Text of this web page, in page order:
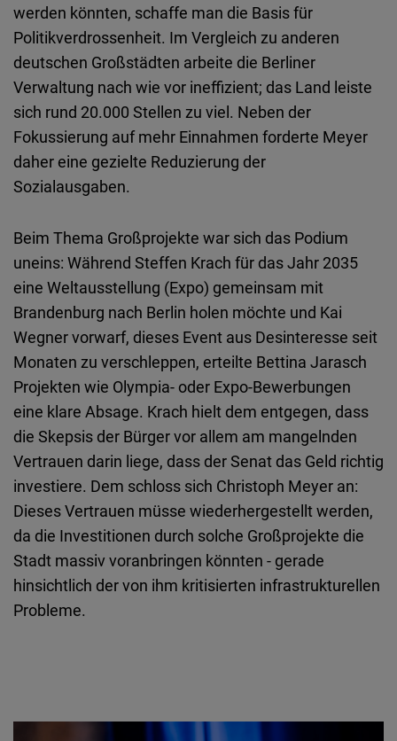
werden könnten, schaffe man die Basis für
Politikverdrossenheit. Im Vergleich zu anderen
deutschen Großstädten arbeite die Berliner
Verwaltung nach wie vor ineffizient; das Land leiste
sich rund 20.000 Stellen zu viel. Neben der
Fokussierung auf mehr Einnahmen forderte Meyer
daher eine gezielte Reduzierung der
Sozialausgaben.
Beim Thema Großprojekte war sich das Podium
uneins: Während Steffen Krach für das Jahr 2035
eine Weltausstellung (Expo) gemeinsam mit
Brandenburg nach Berlin holen möchte und Kai
Wegner vorwarf, dieses Event aus Desinteresse seit
Monaten zu verschleppen, erteilte Bettina Jarasch
Projekten wie Olympia- oder Expo-Bewerbungen
eine klare Absage. Krach hielt dem entgegen, dass
die Skepsis der Bürger vor allem am mangelnden
Vertrauen darin liege, dass der Senat das Geld richtig
investiere. Dem schloss sich Christoph Meyer an:
Dieses Vertrauen müsse wiederhergestellt werden,
da die Investitionen durch solche Großprojekte die
Stadt massiv voranbringen könnten - gerade
hinsichtlich der von ihm kritisierten infrastrukturellen
Probleme.